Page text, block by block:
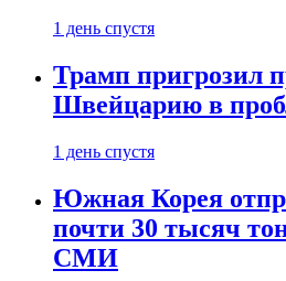
1 день спустя
Трамп пригрозил
Швейцарию в
1 день спустя
Южная Корея
почти 30 тысяч
СМИ